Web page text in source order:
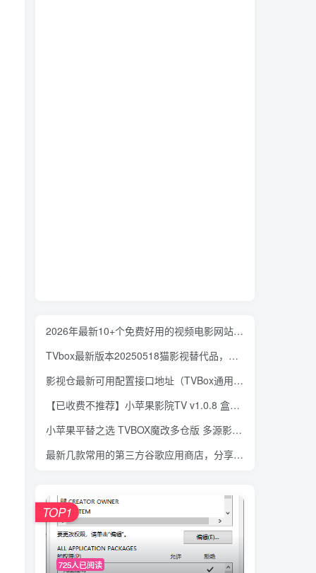
2026年最新10+个免费好用的视频电影网站-免VIP一网打尽，持续更新
TVbox最新版本20250518猫影视替代品，吊打各类盒子！同样纯净，持续更新
影视仓最新可用配置接口地址（TVBox通用）持续更新ing
【已收费不推荐】小苹果影院TV v1.0.8 盒子版 最新独家主力源 盒子点播软件
小苹果平替之选 TVBOX魔改多仓版 多源影视聚合APP-影视仓v5.0.20附大量资源接口
最新几款常用的第三方谷歌应用商店，分享给大家，再也不需要谷歌商店就可下载谷歌应用了
725人已阅读
TOP1